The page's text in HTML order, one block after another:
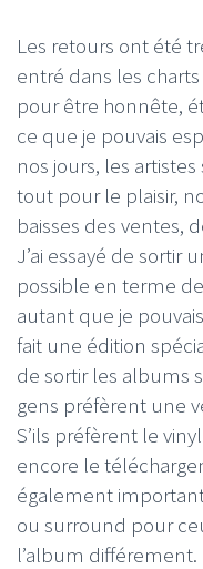
Les retours ont été
entré dans les
pour être honnête,
ce que je pouvais
nos jours, les
tout pour le plaisir,
baisses des ventes,
J’ai essayé de sortir
possible en terme
autant que je
fait une édition
de sortir les albums
gens préfèrent une
S’ils préfèrent le
encore le
également
ou surround pour
l’album